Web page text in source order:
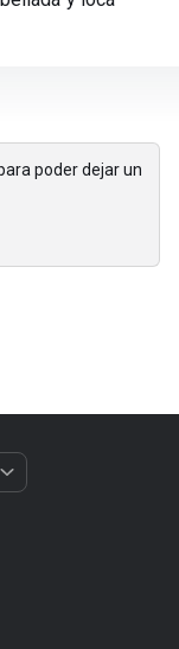
poder dejar un